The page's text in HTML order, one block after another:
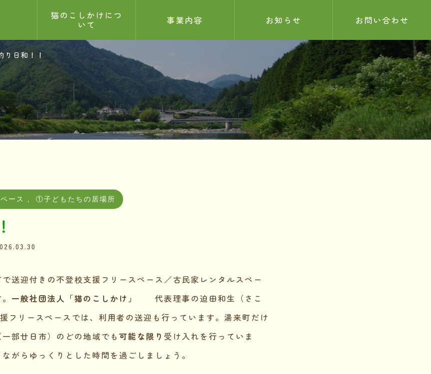
猫のこしかけにつ
いて 事業内容 お知らせ お問い合わせ
サンプル記事
2025.05.26
り日和！！
ース ①子どもたちの居場所
送迎付きの不登校支援フリースペース／古民家レンタルスペー
一般社団法人「猫のこしかけ」
代表理事の迫田和生（さこ
フリースペースでは、利用者の送迎も行っています。湯来町だけ
部廿日市）のどの地域でも 可能な限り 受け入れを行っていま
がらゆっくりとした時間を過ごしましょう。